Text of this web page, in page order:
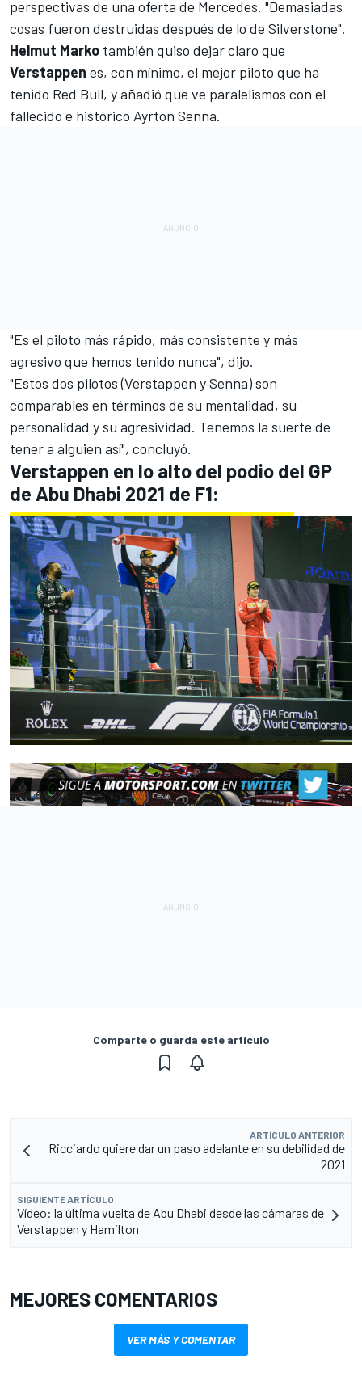
perspectivas de una oferta de Mercedes. "Demasiadas
cosas fueron destruidas después de lo de Silverstone".
Helmut Marko también quiso dejar claro que
Verstappen es, con mínimo, el mejor piloto que ha
tenido Red Bull, y añadió que ve paralelismos con el
fallecido e histórico Ayrton Senna.
"Es el piloto más rápido, más consistente y más
agresivo que hemos tenido nunca", dijo.
"Estos dos pilotos (Verstappen y Senna) son
comparables en términos de su mentalidad, su
personalidad y su agresividad. Tenemos la suerte de
tener a alguien así", concluyó.
Verstappen en lo alto del podio del GP
de Abu Dhabi 2021 de F1:
Comparte o guarda este artículo
ARTÍCULO ANTERIOR
Ricciardo quiere dar un paso adelante en su debilidad de
2021
SIGUIENTE ARTÍCULO
Vídeo: la última vuelta de Abu Dhabi desde las cámaras de
Verstappen y Hamilton
MEJORES COMENTARIOS
VER MÁS Y COMENTAR